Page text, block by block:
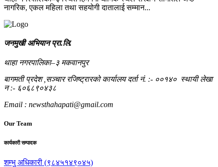
नागरिक, एकल महिला तथा सहयोगी दातालाई सम्मान...
जनमुखी अभियान प्रा.लि.
थाहा नगरपालिका–३ मकवानपुर
बागमती प्रदेश ,सञ्चार रजिष्ट्रारको कार्यालय दर्ता नं. :- ००१४० स्थायी लेखा
न‌‍ :- ६०६८९०४३८
Email : newsthahapati@gmail.com
Our Team
कार्यकारी सम्पादक
शम्भु अधिकारी (९८४५१४९०४५)